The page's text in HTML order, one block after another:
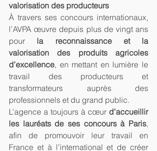
valorisation des producteurs
À travers ses concours internationaux,
l’AVPA œuvre depuis plus de vingt ans
pour la reconnaissance et la
valorisation des produits agricoles
d’excellence, en mettant en lumière le
travail des producteurs et
transformateurs auprès des
professionnels et du grand public.
L’agence a toujours à cœur d’accueillir
les lauréats de ses concours à Paris,
afin de promouvoir leur travail en
France et à l’international et de créer